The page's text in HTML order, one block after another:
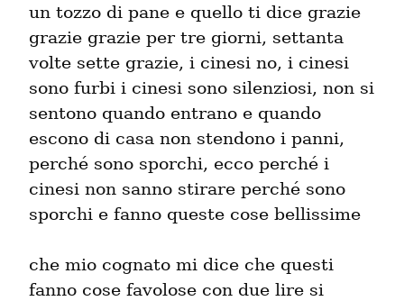
un tozzo di pane e quello ti dice grazie
grazie grazie per tre giorni, settanta
volte sette grazie, i cinesi no, i cinesi
sono furbi i cinesi sono silenziosi, non si
sentono quando entrano e quando
escono di casa non stendono i panni,
perché sono sporchi, ecco perché i
cinesi non sanno stirare perché sono
sporchi e fanno queste cose bellissime
che mio cognato mi dice che questi
fanno cose favolose con due lire si